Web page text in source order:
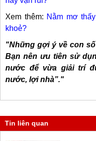
Xem thêm: Nằm mơ
khoẻ?
"Những gợi ý về con
Bạn nên ưu tiên sử
nước để vừa giải trí
nước, lợi nhà”."
Tin liên quan